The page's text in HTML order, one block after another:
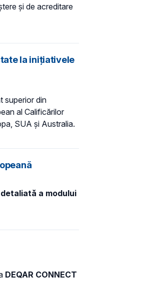
și de acreditare
la inițiativele
superior din
al Calificărilor
SUA și Australia.
a modului
DEQAR CONNECT